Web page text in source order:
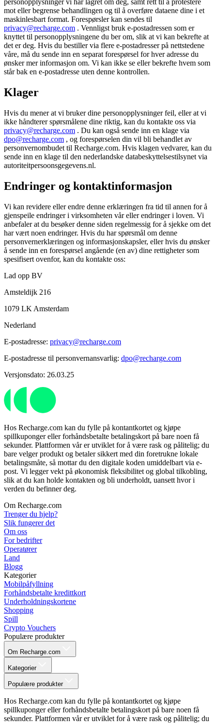
personopplysninger vi har lagret om deg, samt rett til å protestere
mot eller begrense behandlingen og til å overføre dataene dine i et
maskinlesbart format. Forespørsler kan sendes til
privacy@recharge.com . Vennligst bruk e-postadressen som er
knyttet til personopplysningene du ber om, slik at vi kan bekrefte at
det er deg. Hvis du bestiller via flere e-postadresser på nettstedene
våre, må du sende inn en separat forespørsel for hver adresse du
ønsker mer informasjon om. Vi kan ikke se eller bekrefte hvem som
står bak en e-postadresse uten denne kontrollen.
Klager
Hvis du mener at vi bruker dine personopplysninger feil, eller at vi
ikke håndterer spørsmålene dine riktig, kan du kontakte oss via
privacy@recharge.com . Du kan også sende inn en klage via
dpo@recharge.com , og forespørselen din vil bli behandlet av
personvernombudet til Recharge.com. Hvis klagen vedvarer, kan du
sende inn en klage til den nederlandske databeskyttelsestilsynet via
autoriteitpersoonsgegevens.nl.
Endringer og kontaktinformasjon
Vi kan revidere eller endre denne erklæringen fra tid til annen for å
gjenspeile endringer i virksomheten vår eller endringer i loven. Vi
anbefaler at du besøker denne siden regelmessig for å sjekke om det
har vært noen endringer. Hvis du har spørsmål om denne
personvernerklæringen og informasjonskapsler, eller hvis du ønsker
å sende inn en forespørsel angående (en av) dine rettigheter som
spesifisert ovenfor, kan du kontakte oss:
Lad opp BV
Amsteldijk 216
1079 LK Amsterdam
Nederland
E-postadresse: privacy@recharge.com
E-postadresse til personvernansvarlig: dpo@recharge.com
Versjonsdato: 26.03.25
Hos Recharge.com kan du fylle på kontantkortet og kjøpe
spillkuponger eller forhåndsbetalte betalingskort på bare noen få
sekunder. Plattformen vår er utviklet for å være rask og pålitelig; du
bare velger produkt og betaler sikkert med din foretrukne lokale
betalingsmåte, så mottar du den digitale koden umiddelbart via e-
post. Vi legger vekt på økonomisk fleksibilitet og global tilkobling,
slik at du kan holde kontakten og bli underholdt, uansett hvor i
verden du befinner deg.
Om Recharge.com
Trenger du hjelp?
Slik fungerer det
Om oss
For bedrifter
Operatører
Land
Blogg
Kategorier
Mobilpåfyllning
Forhåndsbetalte kredittkort
Underholdningskortene
Shopping
Spill
Crypto Vouchers
Populære produkter
Om Recharge.com
Kategorier
Populære produkter
Hos Recharge.com kan du fylle på kontantkortet og kjøpe
spillkuponger eller forhåndsbetalte betalingskort på bare noen få
sekunder. Plattformen vår er utviklet for å være rask og pålitelig; du